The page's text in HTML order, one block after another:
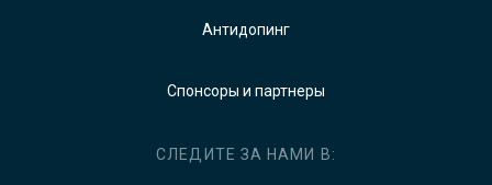
Антидопинг
Спонсоры и партнеры
СЛЕДИТЕ ЗА НАМИ В: